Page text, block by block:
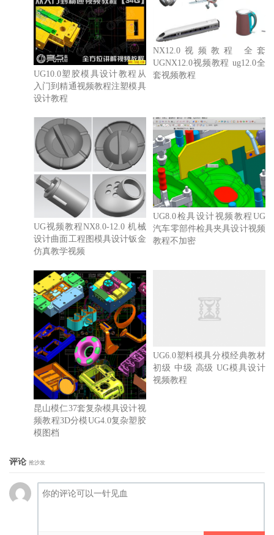
UG10.0塑胶模具设计教程从
入门到精通视频教程注塑模具
设计教程
NX12.0视频教程 全套
UGNX12.0视频教程 ug12.0全
套视频教程
UG视频教程NX8.0-12.0 机械
设计曲面工程图模具设计钣金
仿真教学视频
UG8.0检具设计视频教程UG
汽车零部件检具夹具设计视频
教程不加密
昆山模仁37套复杂模具设计视
频教程3D分模UG4.0复杂塑胶
模图档
UG6.0塑料模具分模经典教材
初级 中级 高级 UG模具设计
视频教程
评论 抢沙发